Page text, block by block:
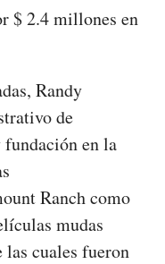
$ 2.4 millones en
Randy
de
fundación en la
Ranch como
mudas
las cuales fueron